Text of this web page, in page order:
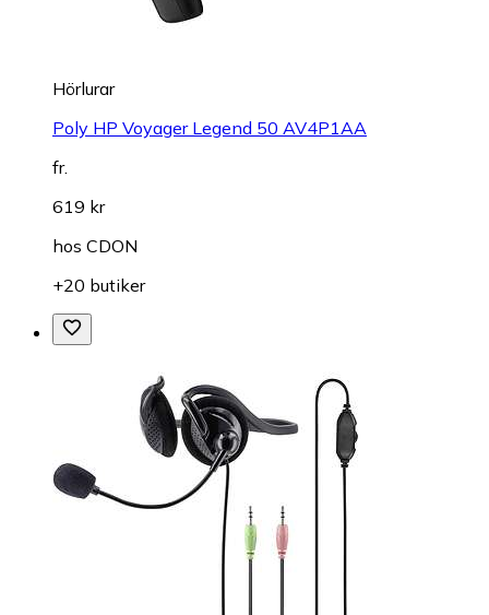
Hörlurar
Poly HP Voyager Legend 50 AV4P1AA
fr.
619 kr
hos CDON
+20 butiker